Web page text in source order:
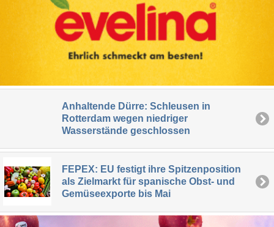
Anhaltende Dürre: Schleusen in
Rotterdam wegen niedriger
Wasserstände geschlossen
FEPEX: EU festigt ihre Spitzenposition
als Zielmarkt für spanische Obst- und
Gemüseexporte bis Mai